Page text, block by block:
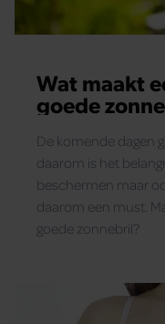
Wat maakt
goede
De komende dagen
daarom is het
beschermen maar
daarom een must.
goede zonnebril?